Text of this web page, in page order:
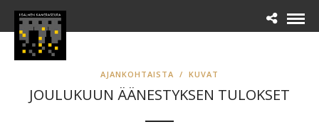
AJANKOHTAISTA / KUVAT
JOULUKUUN ÄÄNESTYKSEN TULOKSET